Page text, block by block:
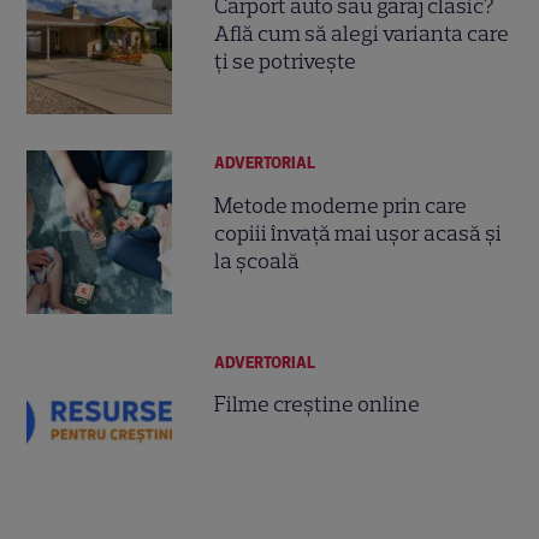
Carport auto sau garaj clasic?
Află cum să alegi varianta care
ți se potrivește
ADVERTORIAL
Metode moderne prin care
copiii învață mai ușor acasă și
la școală
ADVERTORIAL
Filme creștine online